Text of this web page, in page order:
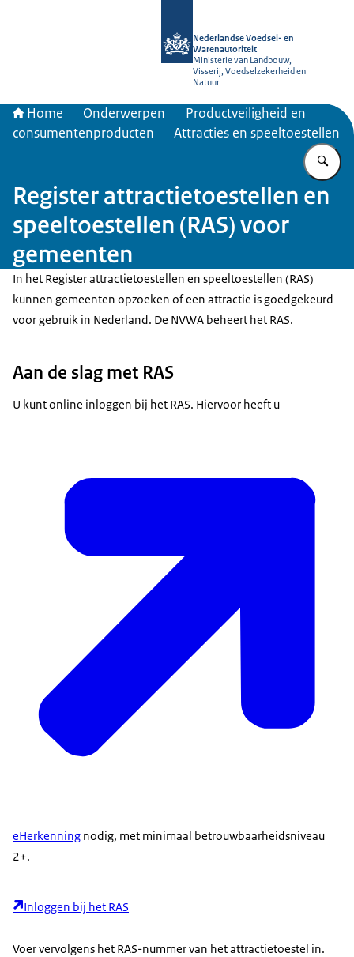
Nederlandse Voedsel- en
Warenautoriteit
Ministerie van Landbouw,
Visserij, Voedselzekerheid en
Natuur
Home Onderwerpen
Productveiligheid en
consumentenproducten
Attracties en speeltoestellen
Register attractietoestellen en
speeltoestellen (RAS) voor
gemeenten
In het Register attractietoestellen en speeltoestellen (RAS)
kunnen gemeenten opzoeken of een attractie is goedgekeurd
voor gebruik in Nederland. De NVWA beheert het RAS.
Aan de slag met RAS
U kunt online inloggen bij het RAS. Hiervoor heeft u
eHerkenning nodig, met minimaal betrouwbaarheidsniveau
2+.
Inloggen bij het RAS
Voer vervolgens het RAS-nummer van het attractietoestel in.